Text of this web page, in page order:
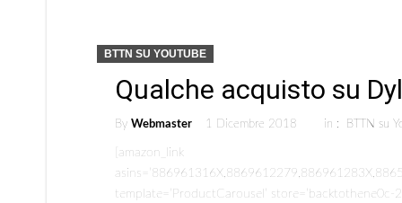
BTTN SU YOUTUBE
Qualche acquisto su
By Webmaster 1 Dicembre 2018 in : BTTN su
[amazon_link
template=’ProductCarousel’ store=’backtothene0c-